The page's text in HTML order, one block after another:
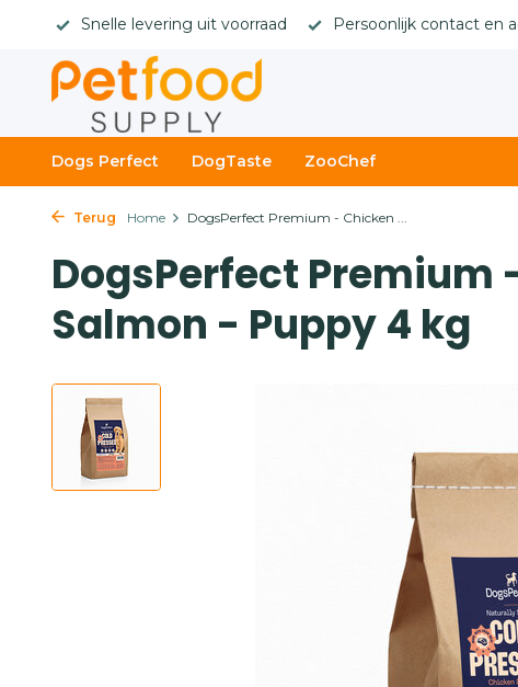
Snelle levering uit voorraad Persoonlijk contact en
Dogs Perfect DogTaste ZooChef
Terug Home DogsPerfect Premium - Chicken ...
DogsPerfect Premium
Salmon - Puppy 4 kg